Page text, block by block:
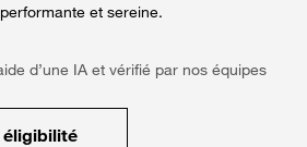
et sereine.
d’une IA et vérifié par nos équipes
éligibilité